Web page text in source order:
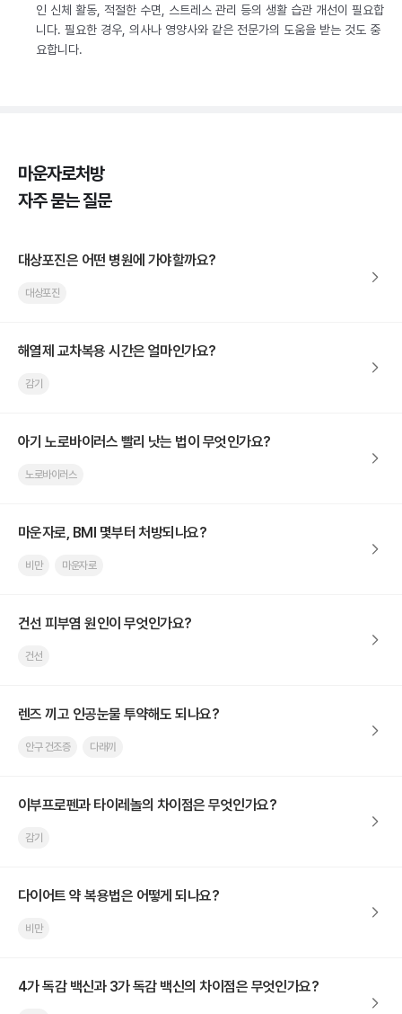
인 신체 활동, 적절한 수면, 스트레스 관리 등의 생활 습관 개선이 필요합
니다. 필요한 경우, 의사나 영양사와 같은 전문가의 도움을 받는 것도 중
요합니다.
마운자로처방
자주 묻는 질문
대상포진은 어떤 병원에 가야할까요?
대상포진
해열제 교차복용 시간은 얼마인가요?
감기
아기 노로바이러스 빨리 낫는 법이 무엇인가요?
노로바이러스
마운자로, BMI 몇부터 처방되나요?
비만 마운자로
건선 피부염 원인이 무엇인가요?
건선
렌즈 끼고 인공눈물 투약해도 되나요?
안구 건조증 다래끼
이부프로펜과 타이레놀의 차이점은 무엇인가요?
감기
다이어트 약 복용법은 어떻게 되나요?
비만
4가 독감 백신과 3가 독감 백신의 차이점은 무엇인가요?